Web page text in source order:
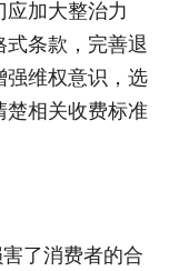
加大整治力
条款，完善退
强维权意识，选
楚相关收费标准
了消费者的合